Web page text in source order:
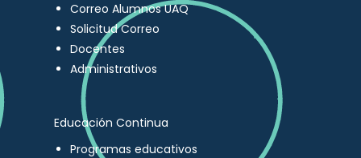
Correo Alumnos UAQ
Solicitud Correo
Docentes
Administrativos
Educación Continua
Programas educativos